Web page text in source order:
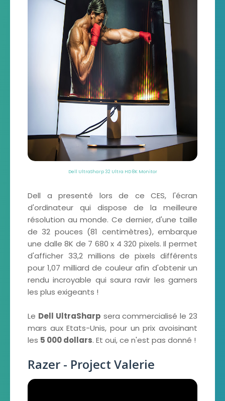
Dell UltraSharp 32 Ultra HD 8K Monitor
Dell a presenté lors de ce CES, l'écran
d'ordinateur qui dispose de la meilleure
résolution au monde. Ce dernier, d'une taille
de 32 pouces (81 centimètres), embarque
une dalle 8K de 7 680 x 4 320 pixels. Il permet
d'afficher 33,2 millions de pixels différents
pour 1,07 milliard de couleur afin d'obtenir un
rendu incroyable qui saura ravir les gamers
les plus exigeants !
Le Dell UltraSharp sera commercialisé le 23
mars aux Etats-Unis, pour un prix avoisinant
les 5 000 dollars. Et oui, ce n'est pas donné !
Razer - Project Valerie